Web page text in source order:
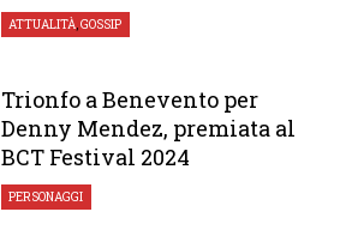
ATTUALITÀ,GOSSIP
Trionfo a Benevento per
Denny Mendez, premiata al
BCT Festival 2024
PERSONAGGI